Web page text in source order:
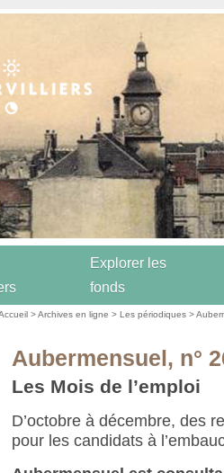
Explorer les
fonds
>Archives en ligne >Les périodiques >
Aubermensuel, n°
Les Mois de l’emploi
D’octobre à décembre, des
pour les candidats à